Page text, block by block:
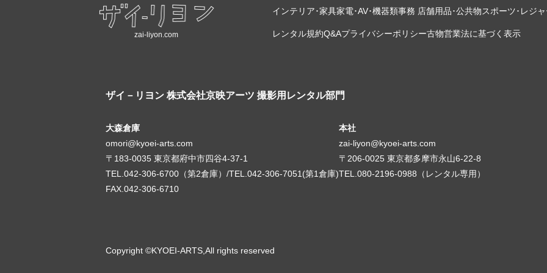
zai-liyon.com
インテリア･家具家電･AV･機器類事務 店舗用品･公共物スポーツ･レジャ
レンタル規約Q&Aプライバシーポリシー古物営業法に基づく表示
ザイ－リヨン 株式会社京映アーツ 撮影用レンタル部門
大森倉庫
omori@kyoei-arts.com
〒183-0035 東京都府中市四谷4-37-1
TEL.042-306-6700（第2倉庫）/TEL.042-306-7051(第1倉庫)
FAX.042-306-6710
本社
zai-liyon@kyoei-arts.com
〒206-0025 東京都多摩市永山6-22-8
TEL.080-2196-0988（レンタル専用）
Copyright ©KYOEI-ARTS,All rights reserved